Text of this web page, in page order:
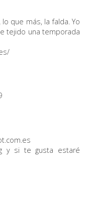
que más, la falda. Yo
tejido una temporada
y si te gusta estaré